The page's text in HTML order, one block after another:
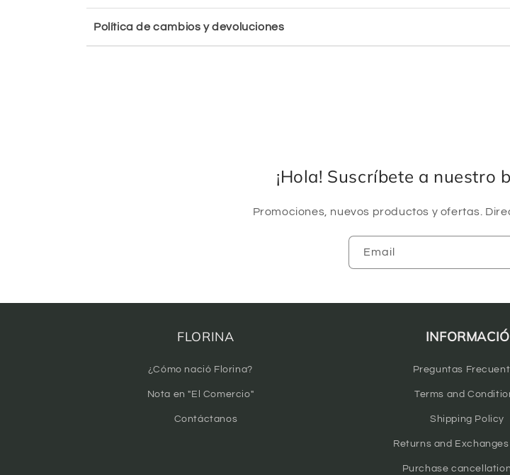
Política de cambios y devoluciones
¡Hola! Suscríbete a nuestro
Promociones, nuevos productos y ofertas.
Email
FLORINA
¿Cómo nació Florina?
Nota en "El Comercio"
Contáctanos
Preguntas
Terms and
Shipping Policy
Returns and
Purchase